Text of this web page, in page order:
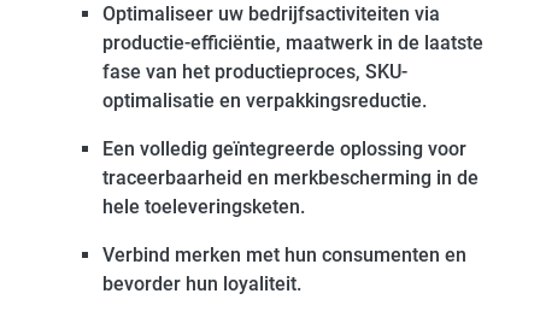
Optimaliseer uw bedrijfsactiviteiten via
productie-efficiëntie, maatwerk in de laatste
fase van het productieproces, SKU-
optimalisatie en verpakkingsreductie.
Een volledig geïntegreerde oplossing voor
traceerbaarheid en merkbescherming in de
hele toeleveringsketen.
Verbind merken met hun consumenten en
bevorder hun loyaliteit.